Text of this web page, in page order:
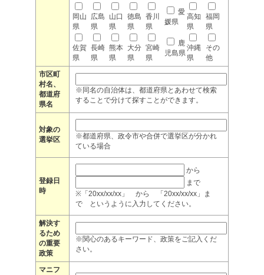
岡山
県
広島
県
山口
県
徳島
県
香川
県
愛
媛県
高知
県
福岡
県
佐賀
県
長崎
県
熊本
県
大分
県
宮崎
県
鹿
児島県
沖縄
県
その
他
市区町
村名、
都道府
県名
※同名の自治体は、都道府県とあわせて検索
することで分けて探すことができます。
対象の
選挙区
※都道府県、政令市や合併で選挙区が分かれ
ている場合
登録日
時
から
まで
※「20xx/xx/xx」 から 「20xx/xx/xx」ま
で というように入力してください。
解決す
るため
の重要
政策
※関心のあるキーワード、政策をご記入くだ
さい。
マニフ